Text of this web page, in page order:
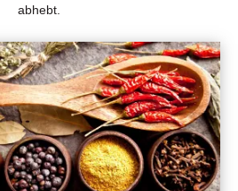
abhebt.